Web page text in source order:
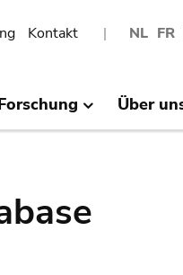
NL FR
Kontakt
Über